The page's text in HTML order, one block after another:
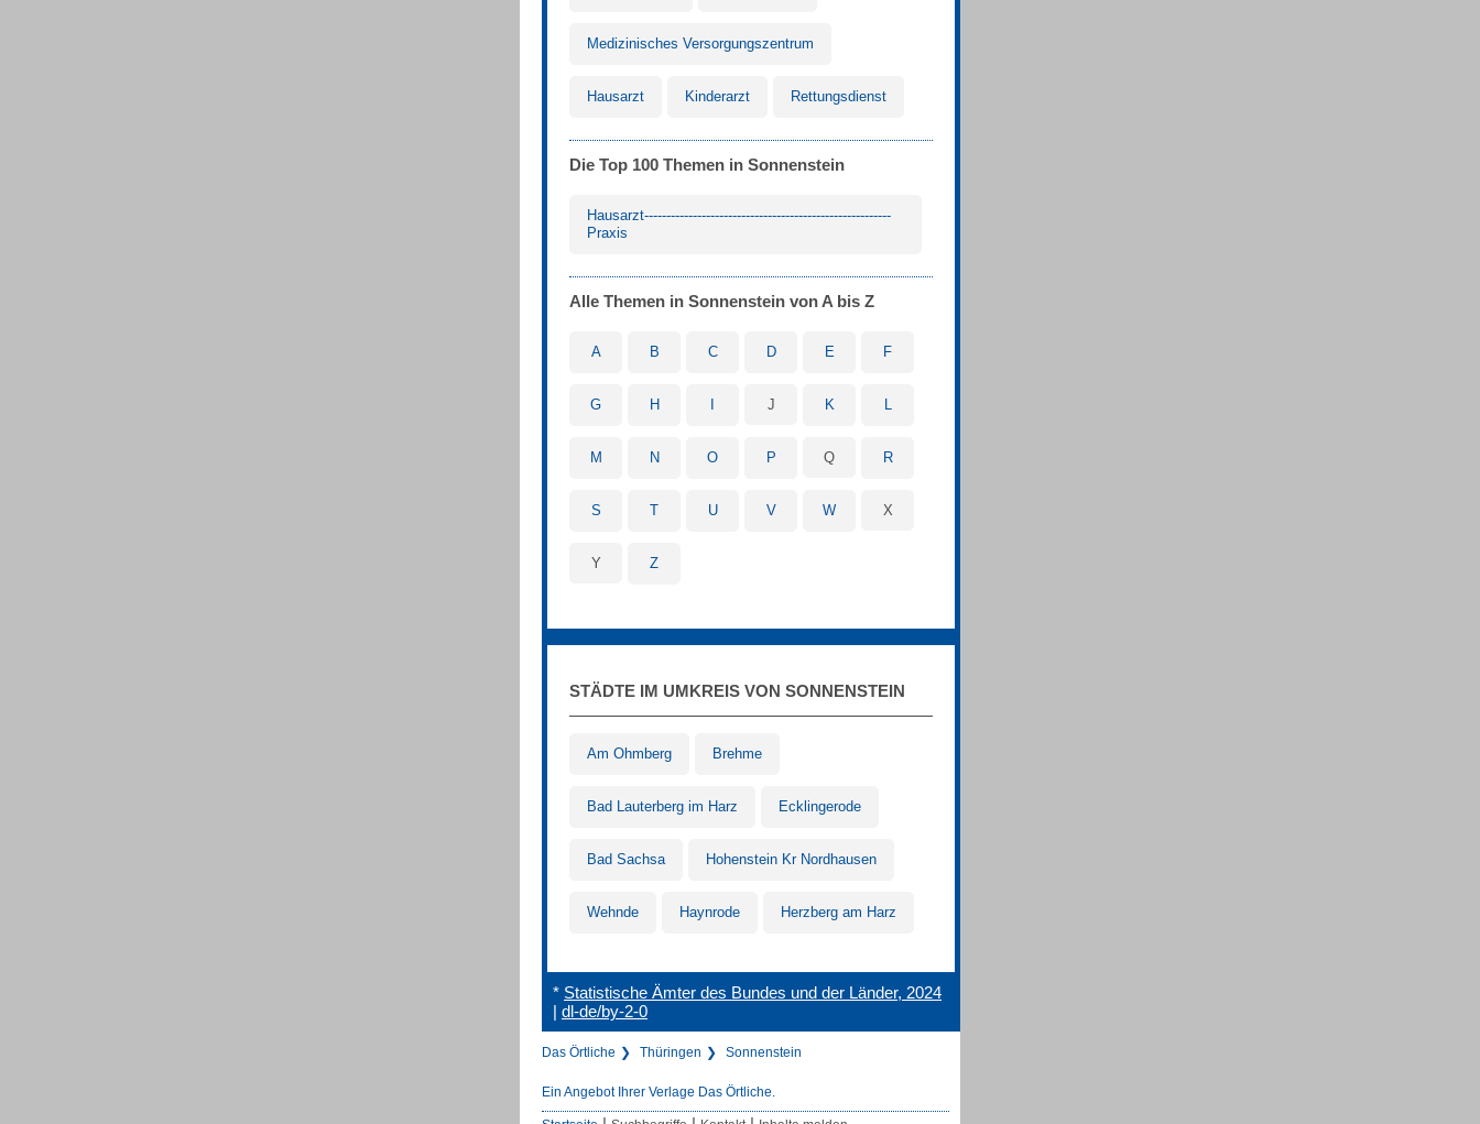
Medizinisches Versorgungszentrum
Hausarzt Kinderarzt Rettungsdienst
Die Top 100 Themen in Sonnenstein
Hausarzt--------------------------------------------------------
Praxis
Alle Themen in Sonnenstein von A bis Z
A B C D E F
G H J K L
M N O P Q R
S T U V W X
Y Z
STÄDTE IM UMKREIS VON SONNENSTEIN
Am Ohmberg Brehme
Bad Lauterberg im Harz Ecklingerode
Bad Sachsa Hohenstein Kr Nordhausen
Wehnde Haynrode Herzberg am Harz
* Statistische Ämter des Bundes und der Länder, 2024
| dl-de/by-2-0
Das Örtliche Thüringen Sonnenstein
Ein Angebot Ihrer Verlage Das Örtliche.